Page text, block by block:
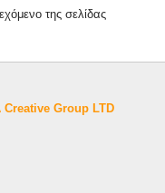
της σελίδας
Creative Group LTD